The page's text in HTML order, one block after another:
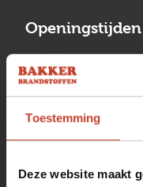
Toestemming
Deze website maakt
Openingstijden
Maandag
Woensdag
Donderdag